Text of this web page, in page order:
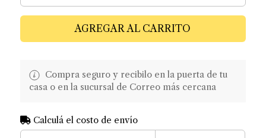
AGREGAR AL CARRITO
Compra seguro y recibilo en la puerta de tu
casa o en la sucursal de Correo más cercana
Calculá el costo de envío